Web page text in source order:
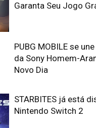
Garanta Seu Jogo
PUBG MOBILE se
da Sony Homem-
Novo Dia
STARBITES já está
Nintendo Switch 2